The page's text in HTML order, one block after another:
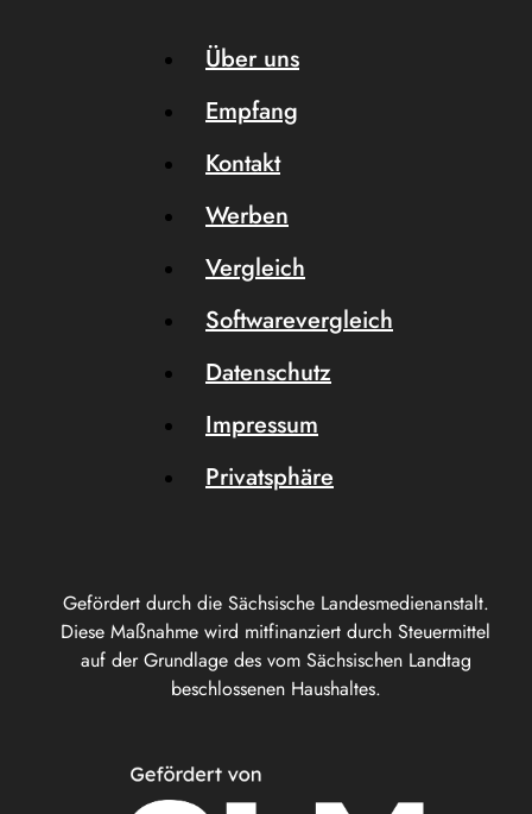
Gefördert durch die Sächsische Landesmedienanstalt.
Diese Maßnahme wird mitfinanziert durch Steuermittel
auf der Grundlage des vom Sächsischen Landtag
beschlossenen Haushaltes.
Über uns
Empfang
Kontakt
Werben
Vergleich
Softwarevergleich
Datenschutz
Impressum
Privatsphäre